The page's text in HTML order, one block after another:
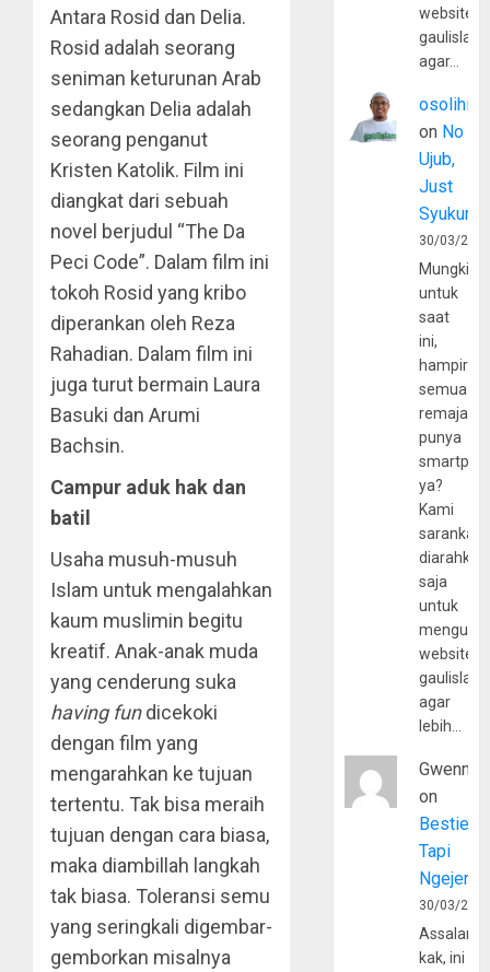
Antara Rosid dan Delia.
Rosid adalah seorang
seniman keturunan Arab
sedangkan Delia adalah
seorang penganut
Kristen Katolik. Film ini
diangkat dari sebuah
novel berjudul “The Da
Peci Code”. Dalam film ini
tokoh Rosid yang kribo
diperankan oleh Reza
Rahadian. Dalam film ini
juga turut bermain Laura
Basuki dan Arumi
Bachsin.
Campur aduk hak dan
batil
Usaha musuh-musuh
Islam untuk mengalahkan
kaum muslimin begitu
kreatif. Anak-anak muda
yang cenderung suka
having fundicekoki
dengan film yang
mengarahkan ke tujuan
tertentu. Tak bisa meraih
tujuan dengan cara biasa,
maka diambillah langkah
tak biasa. Toleransi semu
yang seringkali digembar-
gemborkan misalnya
website
agar…
osolihin
on No
Ujub,
Just
Syukur
30/03/
Mungkin
untuk
saat
ini,
hampir
semua
remaja
punya
ya?
Kami
sarankan,
diarahkan
saja
untuk
website
agar
lebih…
Gwenny
on
Bestie
Tapi
30/03/
kak, ini